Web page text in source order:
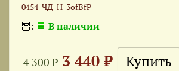
0454-ЧД-Н-3ofBfP
🦉: В наличии
4 300 ₽3 440 ₽